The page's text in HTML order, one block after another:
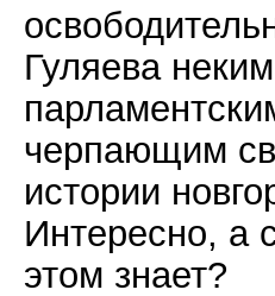
Гуляева
черпающим
истории
Интересно, а
этом знает?